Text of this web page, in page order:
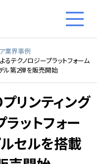
業界事例
るテクノロジープラットフォーム
ル第2弾を販売開始
リンティング
ットフォー
セルを搭載